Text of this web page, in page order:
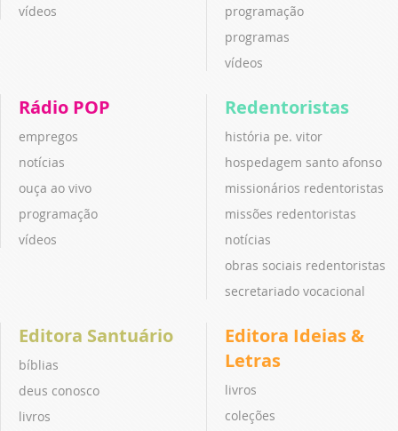
vídeos
programação
programas
vídeos
Rádio POP
empregos
notícias
ouça ao vivo
programação
vídeos
Redentoristas
história pe. vitor
hospedagem santo afonso
missionários redentoristas
missões redentoristas
notícias
obras sociais redentoristas
secretariado vocacional
Editora Santuário
bíblias
deus conosco
livros
Editora Ideias &
Letras
livros
coleções